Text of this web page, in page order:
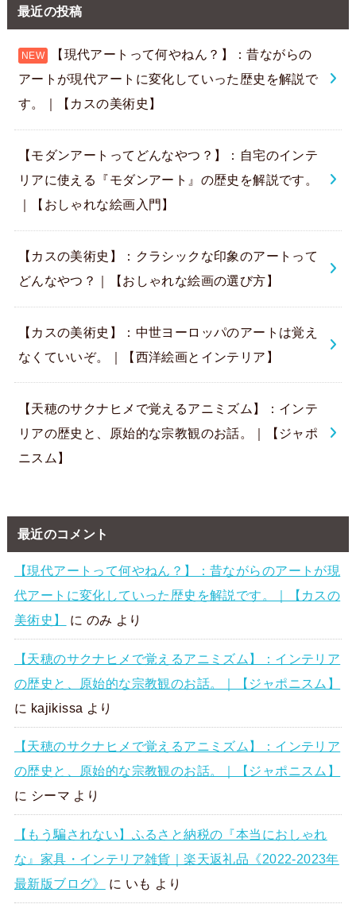
最近の投稿
【現代アートって何やねん？】：昔ながらの
アートが現代アートに変化していった歴史を解説で
す。｜【カスの美術史】
【モダンアートってどんなやつ？】：自宅のインテ
リアに使える『モダンアート』の歴史を解説です。
｜【おしゃれな絵画入門】
【カスの美術史】：クラシックな印象のアートって
どんなやつ？｜【おしゃれな絵画の選び方】
【カスの美術史】：中世ヨーロッパのアートは覚え
なくていいぞ。｜【西洋絵画とインテリア】
【天穂のサクナヒメで覚えるアニミズム】：インテ
リアの歴史と、原始的な宗教観のお話。｜【ジャポ
ニスム】
最近のコメント
【現代アートって何やねん？】：昔ながらのアートが現
代アートに変化していった歴史を解説です。｜【カスの
美術史】
に のみ より
【天穂のサクナヒメで覚えるアニミズム】：インテリア
の歴史と、原始的な宗教観のお話。｜【ジャポニスム】
に kajikissa より
【天穂のサクナヒメで覚えるアニミズム】：インテリア
の歴史と、原始的な宗教観のお話。｜【ジャポニスム】
に シーマ より
【もう騙されない】ふるさと納税の『本当におしゃれ
な』家具・インテリア雑貨｜楽天返礼品《2022-2023年
最新版ブログ》
に いも より